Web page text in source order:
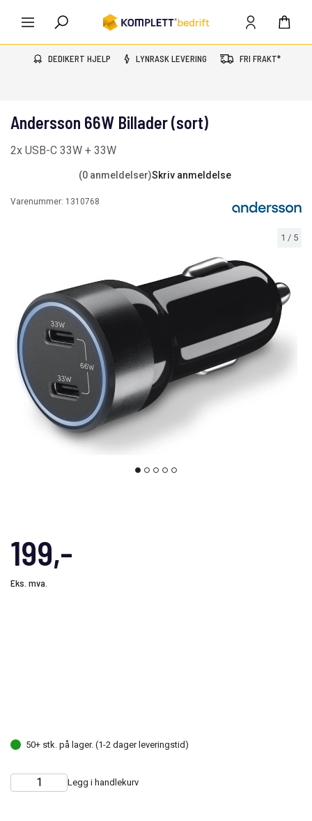
DEDIKERT HJELP LYNRASK LEVERING FRI FRAKT*
1 / 5
Andersson 66W Billader (sort)
2x USB-C 33W + 33W
(0 anmeldelser)Skriv anmeldelse
Varenummer: 1310768
199,-
Eks. mva.
50+ stk. på lager. (1-2 dager leveringstid)
Choose
Quantity Legg i handlekurv